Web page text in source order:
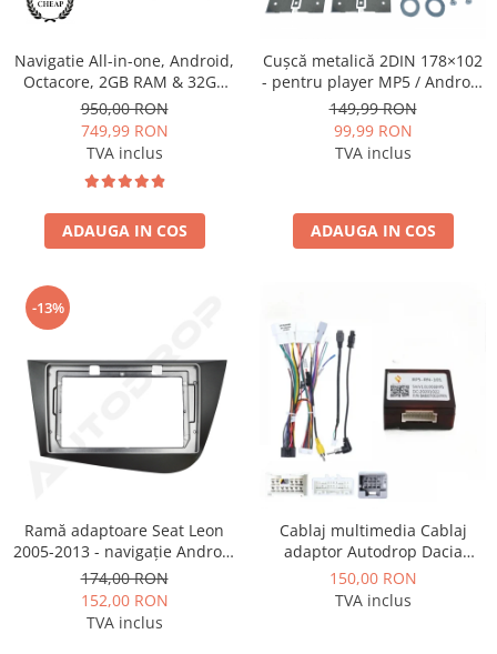
Navigatie All-in-one, Android,
Octacore, 2GB RAM & 32GB
ROM, 7 Inch - AD-BGP1002
950,00 RON
749,99 RON
TVA inclus
ADAUGA IN COS
Cușcă metalică 2DIN 178×102
- pentru player MP5 / Android
universal
149,99 RON
99,99 RON
TVA inclus
ADAUGA IN COS
-13%
Ramă adaptoare Seat Leon
2005-2013 - navigație Android
9″, montaj dedicat
174,00 RON
152,00 RON
TVA inclus
Cablaj multimedia Cablaj
adaptor Autodrop Dacia
Logan / Sandero pentru
Navigatii multimedia Android
150,00 RON
TVA inclus